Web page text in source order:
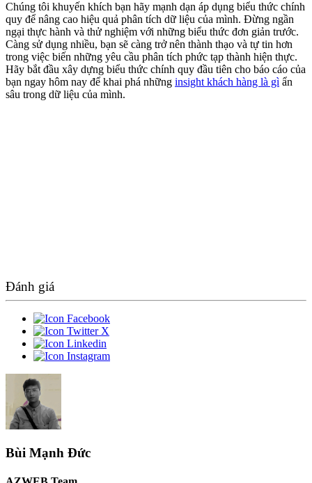
Chúng tôi khuyến khích bạn hãy mạnh dạn áp dụng biểu thức chính
quy để nâng cao hiệu quả phân tích dữ liệu của mình. Đừng ngần
ngại thực hành và thử nghiệm với những biểu thức đơn giản trước.
Càng sử dụng nhiều, bạn sẽ càng trở nên thành thạo và tự tin hơn
trong việc biến những yêu cầu phân tích phức tạp thành hiện thực.
Hãy bắt đầu xây dựng biểu thức chính quy đầu tiên cho báo cáo của
bạn ngay hôm nay để khai phá những insight khách hàng là gì ẩn
sâu trong dữ liệu của mình.
Đánh giá
Bùi Mạnh Đức